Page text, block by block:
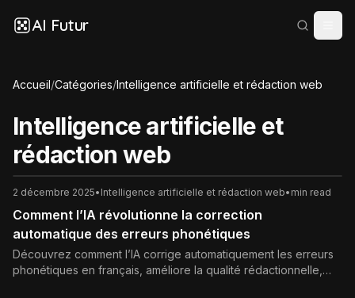
AI Futur
Accueil/Catégories/Intelligence artificielle et rédaction web
Intelligence artificielle et
rédaction web
2 décembre 2025• Intelligence artificielle et rédaction web• min read
Comment l’IA révolutionne la correction
automatique des erreurs phonétiques
Découvrez comment l’IA corrige automatiquement les erreurs
phonétiques en français, améliore la qualité rédactionnelle,